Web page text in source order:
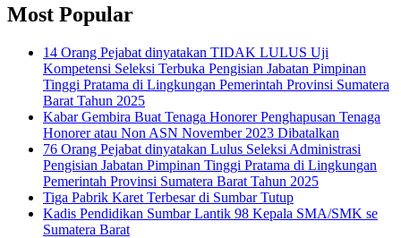
Most Popular
14 Orang Pejabat dinyatakan TIDAK LULUS Uji
Kompetensi Seleksi Terbuka Pengisian Jabatan Pimpinan
Tinggi Pratama di Lingkungan Pemerintah Provinsi Sumatera
Barat Tahun 2025
Kabar Gembira Buat Tenaga Honorer Penghapusan Tenaga
Honorer atau Non ASN November 2023 Dibatalkan
76 Orang Pejabat dinyatakan Lulus Seleksi Administrasi
Pengisian Jabatan Pimpinan Tinggi Pratama di Lingkungan
Pemerintah Provinsi Sumatera Barat Tahun 2025
Tiga Pabrik Karet Terbesar di Sumbar Tutup
Kadis Pendidikan Sumbar Lantik 98 Kepala SMA/SMK se
Sumatera Barat